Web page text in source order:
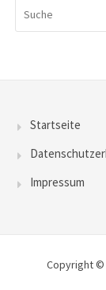
NACH:
Startseite
Impressum
Copyright ©